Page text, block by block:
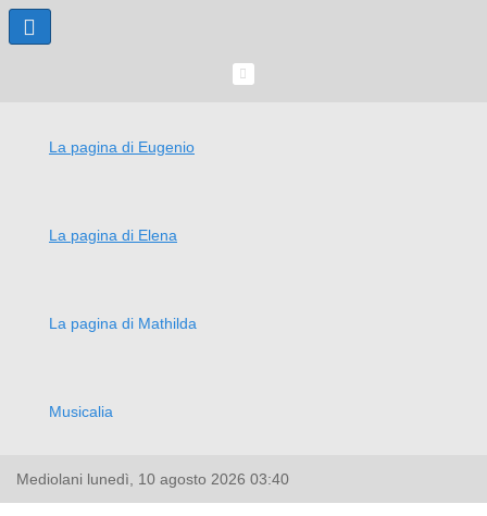
La pagina di Eugenio
La pagina di Elena
La pagina di Mathilda
Musicalia
Mediolani lunedì, 10 agosto 2026 03:40